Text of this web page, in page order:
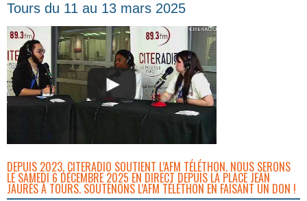
Tours du 11 au 13 mars 2025
DEPUIS 2023, CITERADIO SOUTIENT L’AFM TÉLÉTHON. NOUS SERONS
LE SAMEDI 6 DÉCEMBRE 2025 EN DIRECT DEPUIS LA PLACE JEAN
JAURÈS À TOURS. SOUTENONS L’AFM TÉLÉTHON EN FAISANT UN DON !